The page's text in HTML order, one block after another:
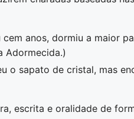
cem anos, dormiu a maior
Adormecida.)
o sapato de cristal, mas
escrita e oralidade de